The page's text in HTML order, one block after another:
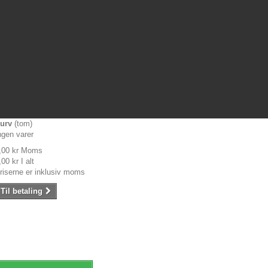
(tom)
varer
kr Moms
kr
I alt
er inklusiv moms
Til betaling